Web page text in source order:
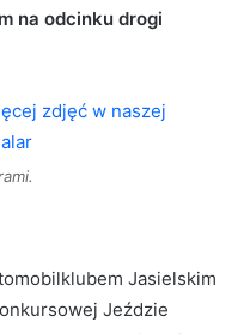
na odcinku drogi
Jasielskim
Jeździe